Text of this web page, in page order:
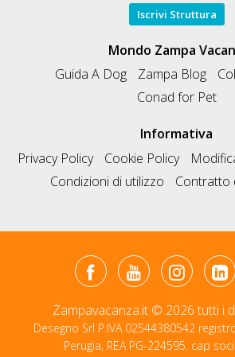
Iscrivi Struttura
Mondo Zampa
Guida A Dog
Zampa Blog
Conad for Pet
Informativa
Privacy Policy
Cookie Policy
Condizioni di utilizzo
Contratto
Zampavacanza.it © 2026 tutti i
Desegno Srl P.IVA 02544380542
Perugia, REA PG-224595. cap